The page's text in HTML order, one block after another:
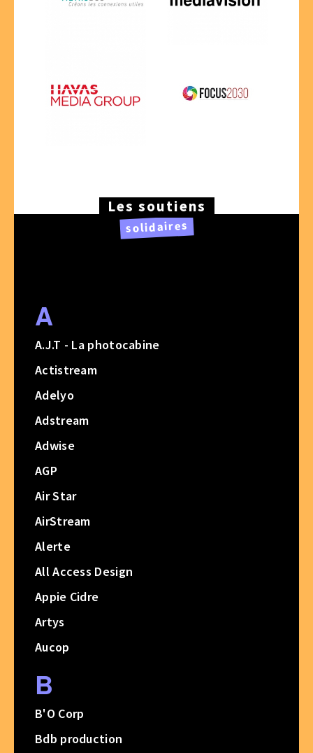
Les soutiens
solidaires
A
A.J.T - La photocabine
Actistream
Adelyo
Adstream
Adwise
AGP
Air Star
AirStream
Alerte
All Access Design
Appie Cidre
Artys
Aucop
B
B'O Corp
Bdb production